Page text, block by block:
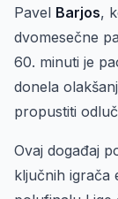
Pavel Barjos,
dvomesečne
60. minuti je
donela
propustiti
Ovaj događaj
ključnih igrača